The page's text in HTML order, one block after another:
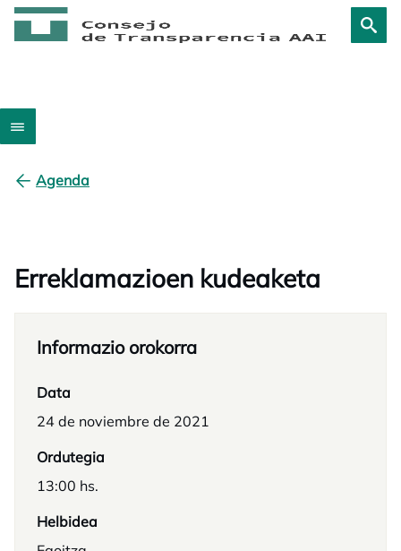
Agenda
Erreklamazioen kudeaketa
Informazio orokorra
Data
24 de noviembre de 2021
Ordutegia
13:00 hs.
Helbidea